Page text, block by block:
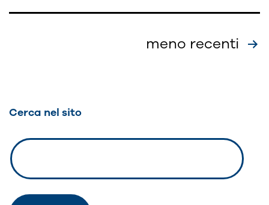
meno recenti
Cerca nel sito